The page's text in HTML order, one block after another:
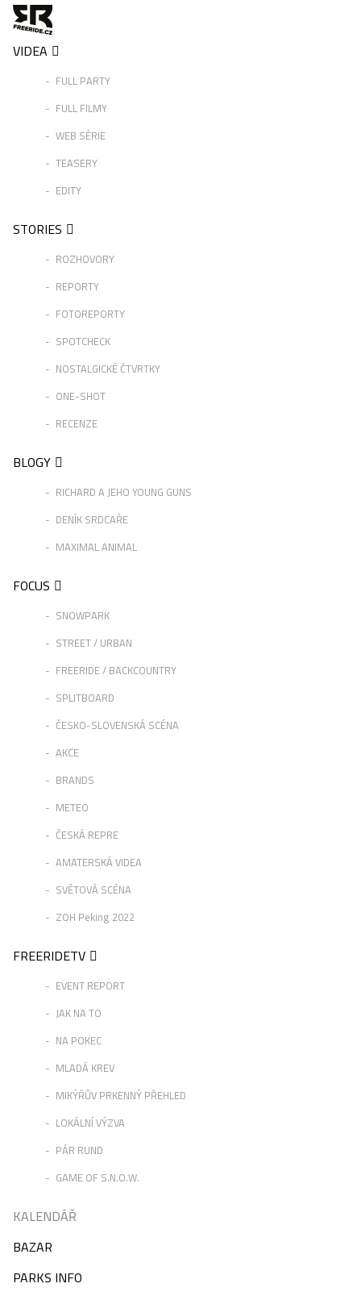
VIDEA
FULL PARTY
FULL FILMY
WEB SÉRIE
TEASERY
EDITY
STORIES
ROZHOVORY
REPORTY
FOTOREPORTY
SPOTCHECK
NOSTALGICKÉ ČTVRTKY
ONE-SHOT
RECENZE
BLOGY
RICHARD A JEHO YOUNG GUNS
DENÍK SRDCAŘE
MAXIMAL ANIMAL
FOCUS
SNOWPARK
STREET / URBAN
FREERIDE / BACKCOUNTRY
SPLITBOARD
ČESKO-SLOVENSKÁ SCÉNA
AKCE
BRANDS
METEO
ČESKÁ REPRE
AMATERSKÁ VIDEA
SVĚTOVÁ SCÉNA
ZOH Peking 2022
FREERIDETV
EVENT REPORT
JAK NA TO
NA POKEC
MLADÁ KREV
MIKÝŘŮV PRKENNÝ PŘEHLED
LOKÁLNÍ VÝZVA
PÁR RUND
GAME OF S.N.O.W.
KALENDÁŘ
BAZAR
PARKS INFO